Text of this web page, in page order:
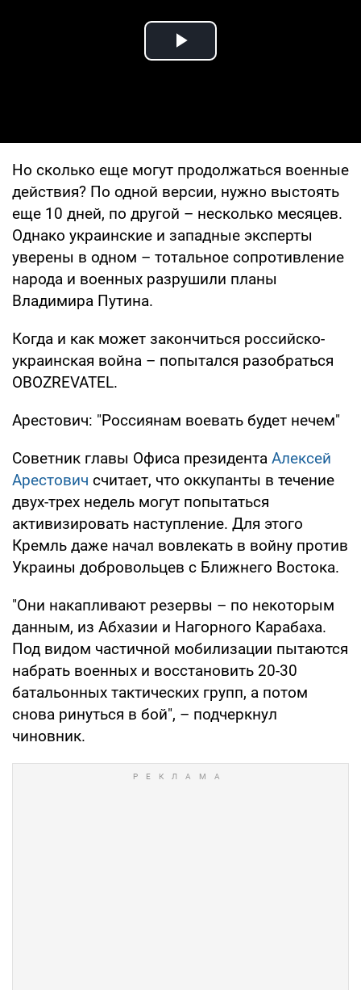
Play Video
Но сколько еще могут продолжаться военные
действия? По одной версии, нужно выстоять
еще 10 дней, по другой – несколько месяцев.
Однако украинские и западные эксперты
уверены в одном – тотальное сопротивление
народа и военных разрушили планы
Владимира Путина.
Когда и как может закончиться российско-
украинская война – попытался разобраться
OBOZREVATEL.
Арестович: "Россиянам воевать будет нечем"
Советник главы Офиса президента Алексей
Арестович считает, что оккупанты в течение
двух-трех недель могут попытаться
активизировать наступление. Для этого
Кремль даже начал вовлекать в войну против
Украины добровольцев с Ближнего Востока.
"Они накапливают резервы – по некоторым
данным, из Абхазии и Нагорного Карабаха.
Под видом частичной мобилизации пытаются
набрать военных и восстановить 20-30
батальонных тактических групп, а потом
снова ринуться в бой", – подчеркнул
чиновник.